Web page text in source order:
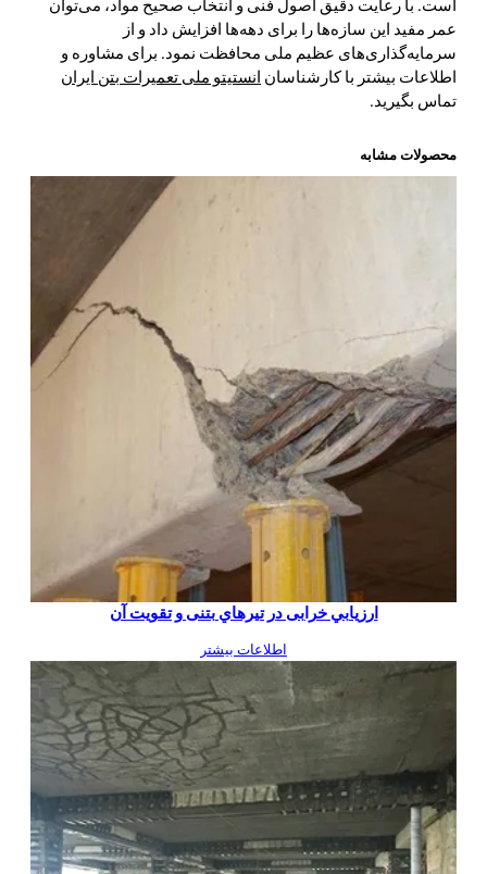
است. با رعایت دقیق اصول فنی و انتخاب صحیح مواد، می‌توان
عمر مفید این سازه‌ها را برای دهه‌ها افزایش داد و از
سرمایه‌گذاری‌های عظیم ملی محافظت نمود. برای مشاوره و
اطلاعات بیشتر با کارشناسان انستیتو ملی تعمیرات بتن ایران
تماس بگیرید.
محصولات مشابه
ارزيابي خرابی در تيرهاي بتنی و تقویت آن
اطلاعات بیشتر